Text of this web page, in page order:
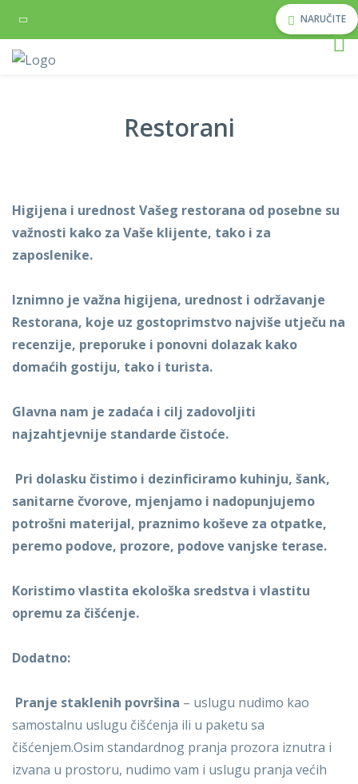
NARUČITE
Restorani
Higijena i urednost Vašeg restorana od posebne su
važnosti kako za Vaše klijente, tako i za
zaposlenike.
Iznimno je važna higijena, urednost i održavanje
Restorana, koje uz gostoprimstvo najviše utječu na
recenzije, preporuke i ponovni dolazak kako
domaćih gostiju, tako i turista.
Glavna nam je zadaća i cilj zadovoljiti
najzahtjevnije standarde čistoće.
Pri dolasku čistimo i dezinficiramo kuhinju, šank,
sanitarne čvorove, mjenjamo i nadopunjujemo
potrošni materijal, praznimo koševe za otpatke,
peremo podove, prozore, podove vanjske terase.
Koristimo vlastita ekološka sredstva i vlastitu
opremu za čišćenje.
Dodatno:
Pranje staklenih površina – uslugu nudimo kao
samostalnu uslugu čišćenja ili u paketu sa
čišćenjem.Osim standardnog pranja prozora iznutra i
izvana u prostoru, nudimo vam i uslugu pranja većih